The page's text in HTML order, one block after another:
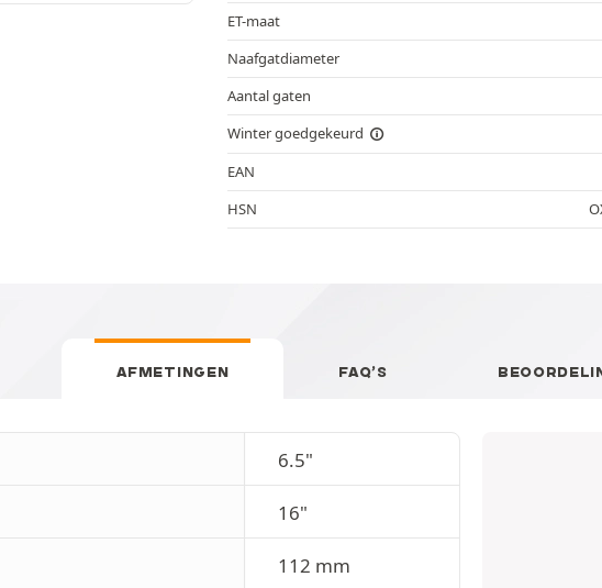
ET-maat
Naafgatdiameter
Aantal gaten
Winter goedgekeurd
EAN
HSN
AFMETINGEN FAQ’S
6.5"
16"
112 mm